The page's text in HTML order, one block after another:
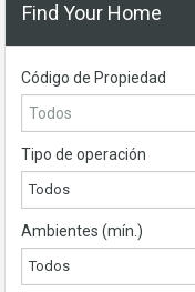
Find Your Home
Código de Propiedad
Tipo de operación
Todos
Ambientes (mín.)
Todos